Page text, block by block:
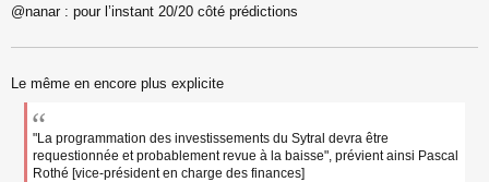
@nanar : pour l’instant 20/20 côté prédictions
Le même en encore plus explicite
"La programmation des investissements du Sytral devra être
requestionnée et probablement revue à la baisse", prévient ainsi Pascal
Rothé [vice-président en charge des finances]